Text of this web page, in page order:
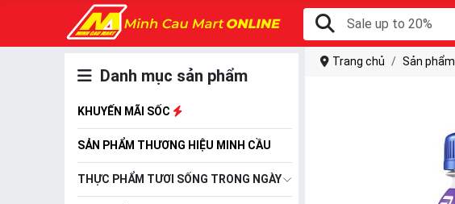
Danh mục sản phẩm
KHUYẾN MÃI SỐC
SẢN PHẨM THƯƠNG HIỆU MINH CẦU
THỰC PHẨM TƯƠI SỐNG TRONG NGÀY
Trang chủ Sản phẩm